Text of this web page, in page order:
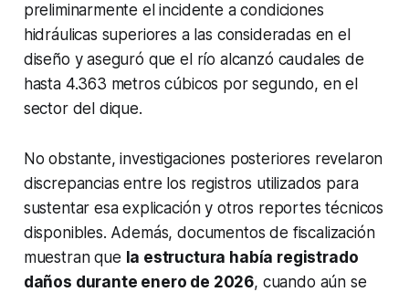
preliminarmente el incidente a condiciones
hidráulicas superiores a las consideradas en el
diseño y aseguró que el río alcanzó caudales de
hasta 4.363 metros cúbicos por segundo, en el
sector del dique.
No obstante, investigaciones posteriores revelaron
discrepancias entre los registros utilizados para
sustentar esa explicación y otros reportes técnicos
disponibles. Además, documentos de fiscalización
muestran que la estructura había registrado
daños durante enero de 2026, cuando aún se